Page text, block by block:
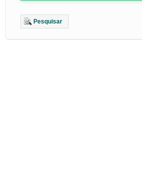
Pesquisar